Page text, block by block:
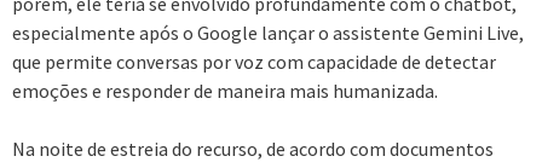
especialmente após o Google lançar o assistente Gemini Live,
que permite conversas por voz com capacidade de detectar
emoções e responder de maneira mais humanizada.
Na noite de estreia do recurso, de acordo com documentos